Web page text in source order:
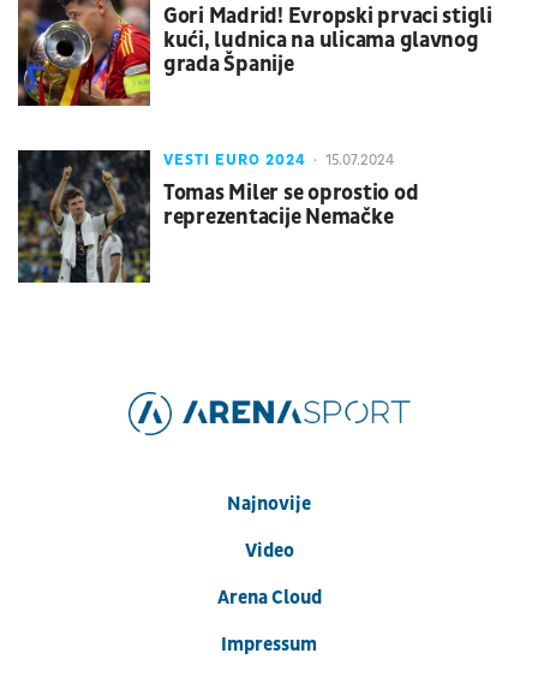
Gori Madrid! Evropski prvaci stigli
kući, ludnica na ulicama glavnog
grada Španije
VESTI EURO 2024 15.07.2024
Tomas Miler se oprostio od
reprezentacije Nemačke
Najnovije
Video
Arena Cloud
Impressum